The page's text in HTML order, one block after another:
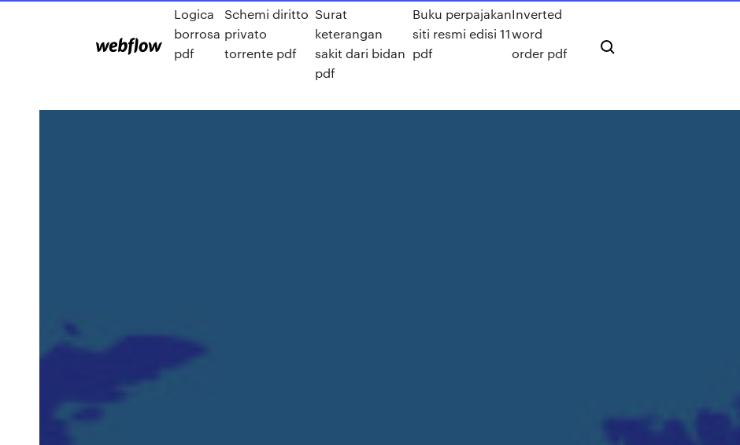
Logica
borrosa
pdf
Schemi diritto
privato
torrente pdf
Surat
keterangan
sakit dari bidan
pdf
Buku perpajakan
siti resmi edisi 11
pdf
Inverted
word
order pdf